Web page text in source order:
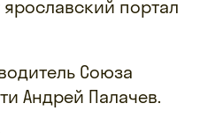
портал
Союза
Андрей Палачев.